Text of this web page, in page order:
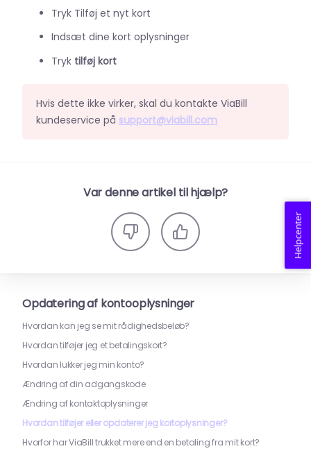
Tryk Tilføj et nyt kort
Indsæt dine kort oplysninger
Tryk tilføj kort
Hvis dette ikke virker, skal du kontakte ViaBill
kundeservice på support@viabill.com
Var denne artikel til hjælp?
Opdatering af kontooplysninger
Hvordan kan jeg se mit rådighedsbeløb?
Hvordan tilføjer jeg et betalingskort?
Hvordan lukker jeg min konto?
Ændring af din adgangskode
Ændring af kontaktoplysninger
Hvordan tilføjer eller opdaterer jeg kortoplysninger?
Hvorfor har ViaBill trukket mere end en betaling fra mit kort?
Helpcenter